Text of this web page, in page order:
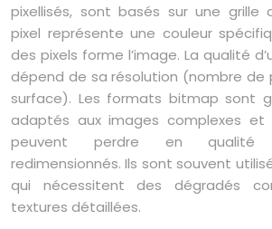
pixellisés, sont basés sur une grille
pixel représente une couleur
des pixels forme l’image. La qualité
dépend de sa résolution (nombre de
surface). Les formats bitmap sont
adaptés aux images complexes et
peuvent perdre en qualité
redimensionnés. Ils sont souvent
qui nécessitent des dégradés
textures détaillées.